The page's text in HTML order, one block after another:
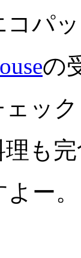
パ
の
ェッ
も
ー。